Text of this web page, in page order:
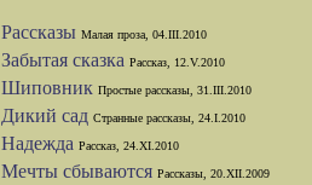
Рассказы Малая проза, 04.III.2010
Забытая сказка Рассказ, 12.V.2010
Шиповник Простые рассказы, 31.III.2010
Дикий сад Странные рассказы, 24.I.2010
Надежда Рассказ, 24.XI.2010
Мечты сбываются Рассказы, 20.XII.2009